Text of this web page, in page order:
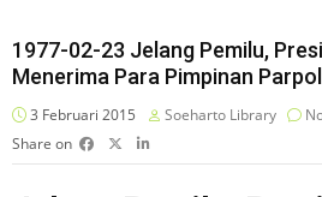
1977-02-23 Jelang Pemilu,
Menerima Para Pimpinan Parpol
3 Februari 2015 Soeharto Library
Share on